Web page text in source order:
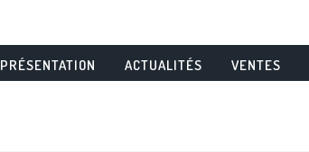
PRÉSENTATION ACTUALITÉS VENTES